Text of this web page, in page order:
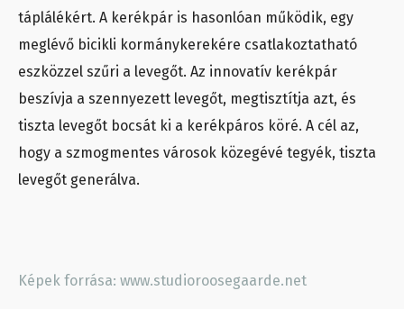
táplálékért. A kerékpár is hasonlóan működik, egy
meglévő bicikli kormánykerekére csatlakoztatható
eszközzel szűri a levegőt. Az innovatív kerékpár
beszívja a szennyezett levegőt, megtisztítja azt, és
tiszta levegőt bocsát ki a kerékpáros köré. A cél az,
hogy a szmogmentes városok közegévé tegyék, tiszta
levegőt generálva.
Képek forrása: www.studioroosegaarde.net